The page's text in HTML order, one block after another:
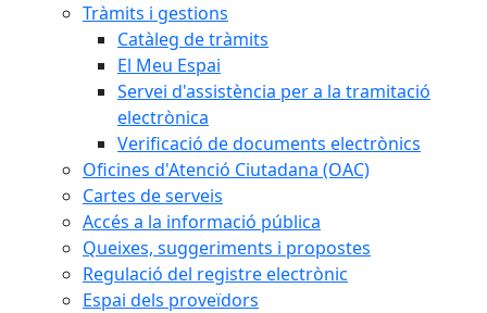
Tràmits i gestions
Catàleg de tràmits
El Meu Espai
Servei d'assistència per a la tramitació
electrònica
Verificació de documents electrònics
Oficines d'Atenció Ciutadana (OAC)
Cartes de serveis
Accés a la informació pública
Queixes, suggeriments i propostes
Regulació del registre electrònic
Espai dels proveïdors